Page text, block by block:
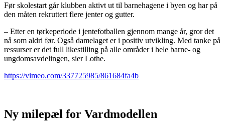
Før skolestart går klubben aktivt ut til barnehagene i byen og har på
den måten rekruttert flere jenter og gutter.
– Etter en tørkeperiode i jentefotballen gjennom mange år, gror det
nå som aldri før. Også damelaget er i positiv utvikling. Med tanke på
ressurser er det full likestilling på alle områder i hele barne- og
ungdomsavdelingen, sier Lothe.
https://vimeo.com/337725985/861684fa4b
Ny milepæl for Vardmodellen